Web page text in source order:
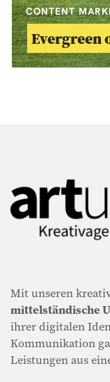
CONTENT
Evergreen
Mit unseren
mittelständische
ihrer digitalen
Kommunikation
Leistungen aus